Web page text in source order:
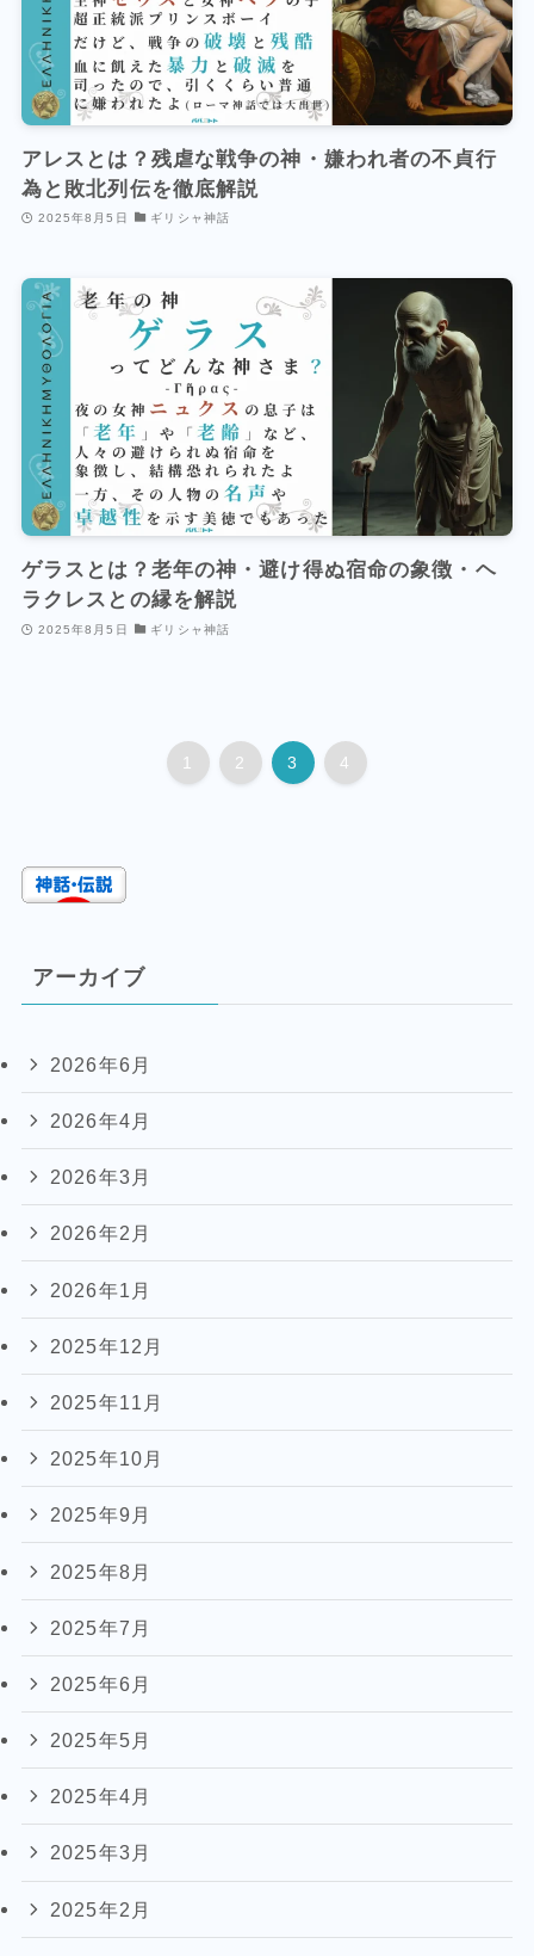
アレスとは？残虐な戦争の神・嫌われ者の不貞行
為と敗北列伝を徹底解説
2025年8月5日 ギリシャ神話
ゲラスとは？老年の神・避け得ぬ宿命の象徴・ヘ
ラクレスとの縁を解説
2025年8月5日 ギリシャ神話
1 2 3 4
アーカイブ
2026年6月
2026年4月
2026年3月
2026年2月
2026年1月
2025年12月
2025年11月
2025年10月
2025年9月
2025年8月
2025年7月
2025年6月
2025年5月
2025年4月
2025年3月
2025年2月